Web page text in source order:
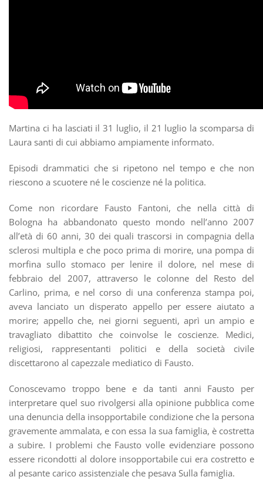
Martina ci ha lasciati il 31 luglio, il 21 luglio la scomparsa di
Laura santi di cui abbiamo ampiamente informato.
Episodi drammatici che si ripetono nel tempo e che non
riescono a scuotere né le coscienze né la politica.
Come non ricordare Fausto Fantoni, che nella città di
Bologna ha abbandonato questo mondo nell’anno 2007
all’età di 60 anni, 30 dei quali trascorsi in compagnia della
sclerosi multipla e che poco prima di morire, una pompa di
morfina sullo stomaco per lenire il dolore, nel mese di
febbraio del 2007, attraverso le colonne del Resto del
Carlino, prima, e nel corso di una conferenza stampa poi,
aveva lanciato un disperato appello per essere aiutato a
morire; appello che, nei giorni seguenti, aprì un ampio e
travagliato dibattito che coinvolse le coscienze. Medici,
religiosi, rappresentanti politici e della società civile
discettarono al capezzale mediatico di Fausto.
Conoscevamo troppo bene e da tanti anni Fausto per
interpretare quel suo rivolgersi alla opinione pubblica come
una denuncia della insopportabile condizione che la persona
gravemente ammalata, e con essa la sua famiglia, è costretta
a subire. I problemi che Fausto volle evidenziare possono
essere ricondotti al dolore insopportabile cui era costretto e
al pesante carico assistenziale che pesava Sulla famiglia.